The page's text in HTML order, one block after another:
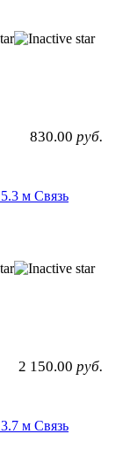
830.00 руб.
Связь
2 150.00 руб.
Связь